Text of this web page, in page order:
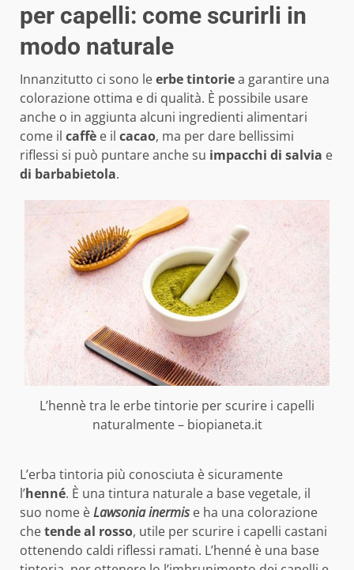
per capelli: come scurirli in
modo naturale
Innanzitutto ci sono leerbe tintoriea garantire una
colorazione ottima e di qualità. È possibile usare
anche o in aggiunta alcuni ingredienti alimentari
come il caffè e il cacao, ma per dare bellissimi
riflessi si può puntare anche su impacchi di salvia e
di barbabietola.
L’hennè tra le erbe tintorie per scurire i capelli
naturalmente – biopianeta.it
L’erba tintoria più conosciuta è sicuramente
l’henné. È una tintura naturale a base vegetale, il
suo nome èLawsonia inermise ha una colorazione
chetende al rosso, utile per scurire i capelli castani
ottenendo caldi riflessi ramati. L’henné è una base